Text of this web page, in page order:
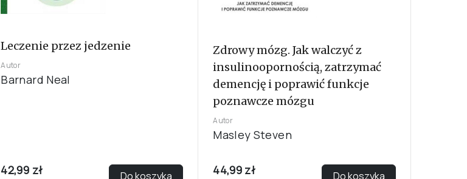
Leczenie przez jedzenie
Autor
Barnard Neal
42,99 zł Do koszyka
Zdrowy mózg. Jak walczyć z
insulinoopornością, zatrzymać
demencję i poprawić funkcje
poznawcze mózgu
Autor
Masley Steven
44,99 zł Do koszyka